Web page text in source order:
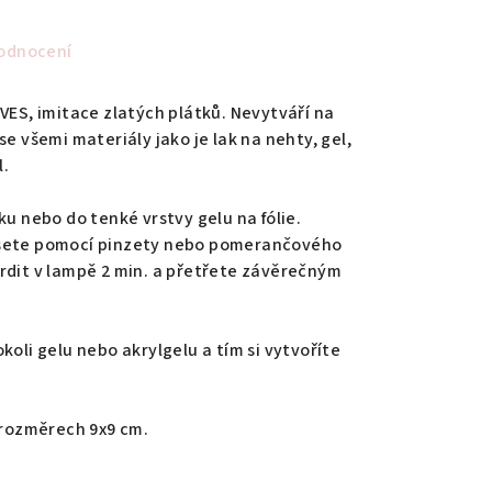
imitace zlatých plátků. Nevytváří na
všemi materiály jako je lak na nehty, gel,
nebo do tenké vrstvy gelu na fólie.
pomocí pinzety nebo pomerančového
v lampě 2 min. a přetřete závěrečným
gelu nebo akrylgelu a tím si vytvoříte
9x9 cm.